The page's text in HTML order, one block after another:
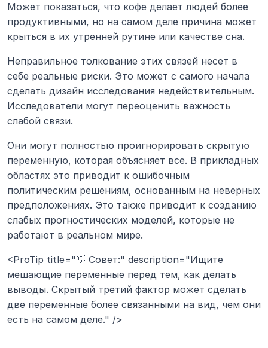
Может показаться, что кофе делает людей более
продуктивными, но на самом деле причина может
крыться в их утренней рутине или качестве сна.
Неправильное толкование этих связей несет в
себе реальные риски. Это может с самого начала
сделать дизайн исследования недействительным.
Исследователи могут переоценить важность
слабой связи.
Они могут полностью проигнорировать скрытую
переменную, которая объясняет все. В прикладных
областях это приводит к ошибочным
политическим решениям, основанным на неверных
предположениях. Это также приводит к созданию
слабых прогностических моделей, которые не
работают в реальном мире.
<ProTip title="💡 Совет:" description="Ищите
мешающие переменные перед тем, как делать
выводы. Скрытый третий фактор может сделать
две переменные более связанными на вид, чем они
есть на самом деле." />